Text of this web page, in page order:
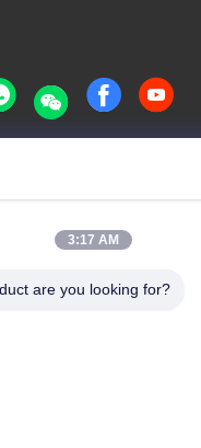
sulla privacy|Mappa del sito
Caricabatterie senza fili
Times Superior
Tutti i diritti riservati.
3:17 AM
are you looking for?